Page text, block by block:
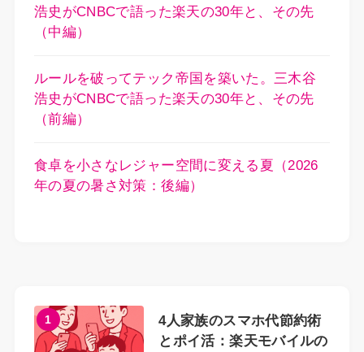
浩史がCNBCで語った楽天の30年と、その先
（中編）
ルールを破ってテック帝国を築いた。三木谷
浩史がCNBCで語った楽天の30年と、その先
（前編）
食卓を小さなレジャー空間に変える夏（2026
年の夏の暑さ対策：後編）
1
4人家族のスマホ代節約術
とポイ活：楽天モバイルの